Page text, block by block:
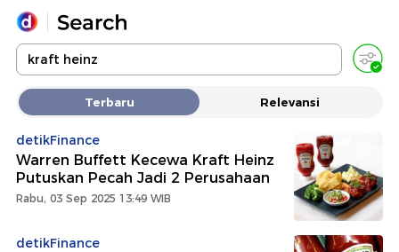
Yang sedang ramai dicari
Loading...
Promoted
Terakhir yang dicari
Terbaru Relevansi
detikFinance
Warren Buffett Kecewa Kraft Heinz
Putuskan Pecah Jadi 2 Perusahaan
Rabu, 03 Sep 2025 13:49 WIB
detikFinance